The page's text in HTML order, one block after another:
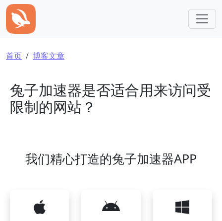
跳转到主要内容
面包屑
首页 博客文章
兔子加速器是否适合用来访问受
限制的网站？
我们精心打造的兔子加速器APP